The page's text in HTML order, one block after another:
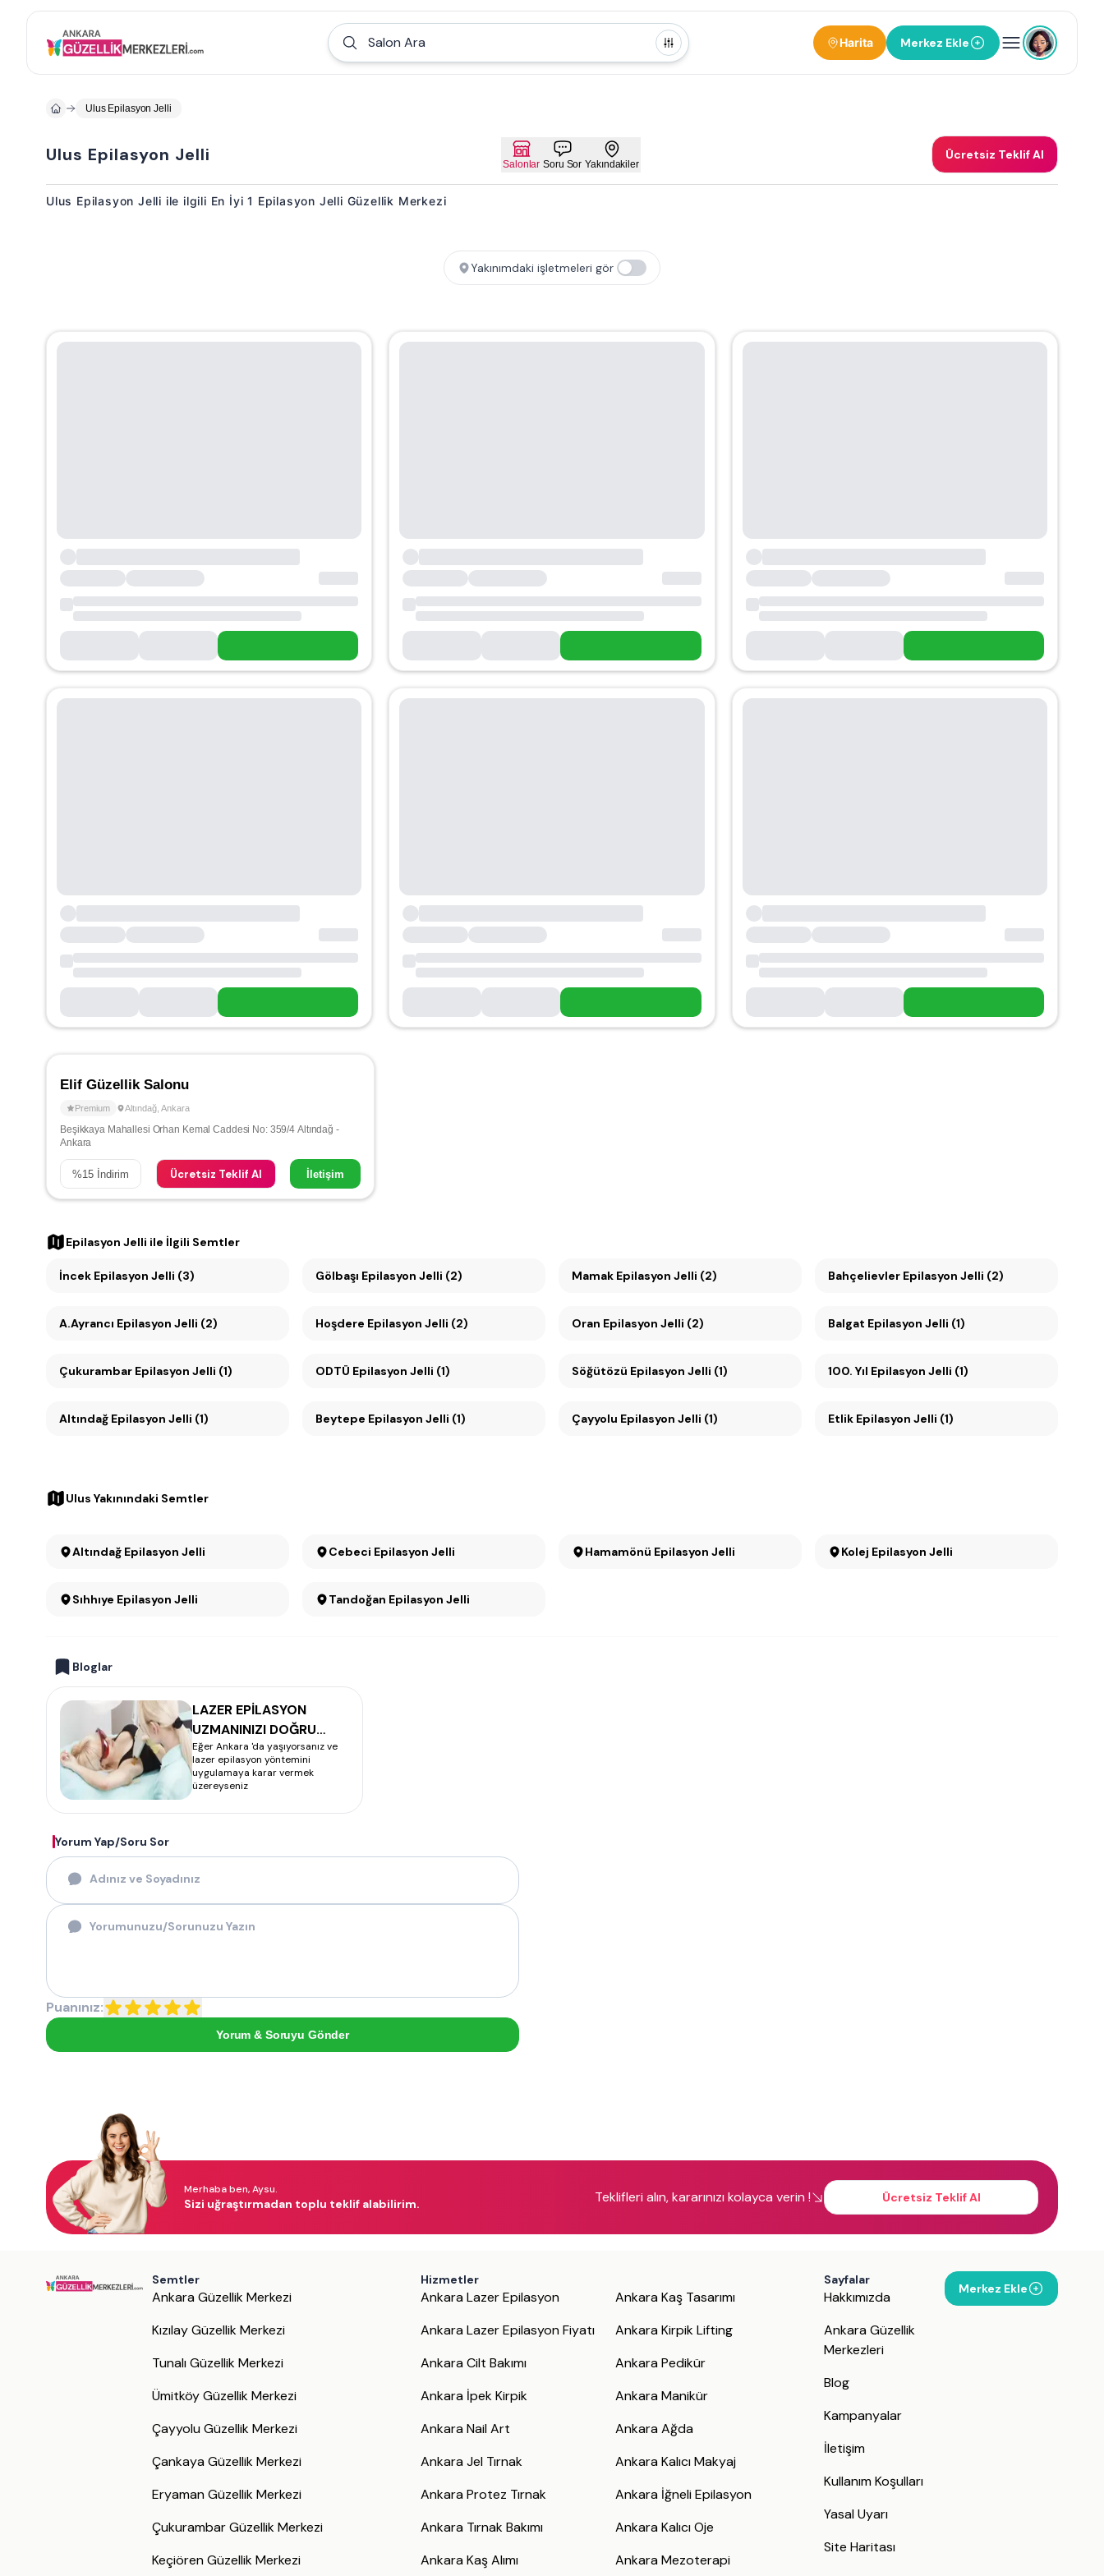
Salon Ara Harita Merkez Ekle
Ulus Epilasyon Jelli
Ulus Epilasyon Jelli Salonlar Soru Sor Yakındakiler
Ücretsiz Teklif Al
Ulus Epilasyon Jelli ile ilgili En İyi 1 Epilasyon Jelli Güzellik Merkezi
Yakınımdaki işletmeleri gör
Elif Güzellik Salonu
Premium Altındağ Ankara
Beşikkaya Mahallesi Orhan Kemal Caddesi No: 359/4 Altındağ -
Ankara
%15 İndirim Ücretsiz Teklif Al İletişim
Epilasyon Jelli ile İlgili Semtler
İncek Epilasyon Jelli (3) Gölbaşı Epilasyon Jelli (2) Mamak Epilasyon Jelli (2) Bahçelievler Epilasyon Jelli (2)
A.Ayrancı Epilasyon Jelli (2) Hoşdere Epilasyon Jelli (2) Oran Epilasyon Jelli (2) Balgat Epilasyon Jelli (1)
Çukurambar Epilasyon Jelli (1) ODTÜ Epilasyon Jelli (1) Söğütözü Epilasyon Jelli (1) 100. Yıl Epilasyon Jelli (1)
Altındağ Epilasyon Jelli (1) Beytepe Epilasyon Jelli (1) Çayyolu Epilasyon Jelli (1) Etlik Epilasyon Jelli (1)
Ulus Yakınındaki Semtler
Altındağ Epilasyon Jelli Cebeci Epilasyon Jelli Hamamönü Epilasyon Jelli Kolej Epilasyon Jelli
Sıhhıye Epilasyon Jelli Tandoğan Epilasyon Jelli
Bloglar
LAZER EPİLASYON
UZMANINIZI DOĞRU
SEÇİN
Eğer Ankara 'da yaşıyorsanız ve
lazer epilasyon yöntemini
uygulamaya karar vermek
üzereyseniz
Yorum Yap/Soru Sor
Puanınız:
Yorum & Soruyu Gönder
Merhaba ben, Aysu.
Sizi uğraştırmadan toplu teklif alabilirim. Teklifleri alın, kararınızı kolayca verin ! Ücretsiz Teklif Al
Semtler
Ankara Güzellik Merkezi
Kızılay Güzellik Merkezi
Tunalı Güzellik Merkezi
Ümitköy Güzellik Merkezi
Çayyolu Güzellik Merkezi
Çankaya Güzellik Merkezi
Eryaman Güzellik Merkezi
Çukurambar Güzellik Merkezi
Keçiören Güzellik Merkezi
Hizmetler
Ankara Lazer Epilasyon
Ankara Lazer Epilasyon Fiyatı
Ankara Cilt Bakımı
Ankara İpek Kirpik
Ankara Nail Art
Ankara Jel Tırnak
Ankara Protez Tırnak
Ankara Tırnak Bakımı
Ankara Kaş Alımı
Ankara Kaş Tasarımı
Ankara Kirpik Lifting
Ankara Pedikür
Ankara Manikür
Ankara Ağda
Ankara Kalıcı Makyaj
Ankara İğneli Epilasyon
Ankara Kalıcı Oje
Ankara Mezoterapi
Sayfalar
Hakkımızda
Ankara Güzellik
Merkezleri
Blog
Kampanyalar
İletişim
Kullanım Koşulları
Yasal Uyarı
Site Haritası
Merkez Ekle